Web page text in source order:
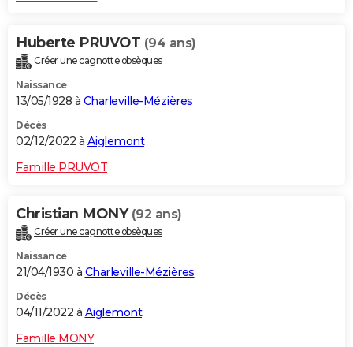
Huberte PRUVOT (94 ans)
Créer une cagnotte obsèques
Naissance
13/05/1928 à Charleville-Mézières
Décès
02/12/2022 à Aiglemont
Famille PRUVOT
Christian MONY (92 ans)
Créer une cagnotte obsèques
Naissance
21/04/1930 à Charleville-Mézières
Décès
04/11/2022 à Aiglemont
Famille MONY